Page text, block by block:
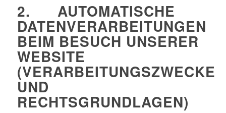
2. AUTOMATISCHE
DATENVERARBEITUNGEN
BEIM BESUCH UNSERER
WEBSITE
(VERARBEITUNGSZWECKE
UND
RECHTSGRUNDLAGEN)